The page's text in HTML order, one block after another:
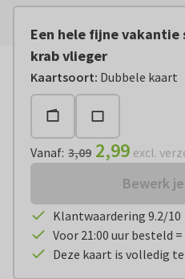
Een hele fijne
krab vlieger
Kaartsoort: Dubbele kaart
Vanaf:€ 2,99 excl.
Vanaf: 3,09 2,99 excl.
Bewerk
Klantwaardering 9.2/10
Voor 21:00 uur besteld
Deze kaart is volledig